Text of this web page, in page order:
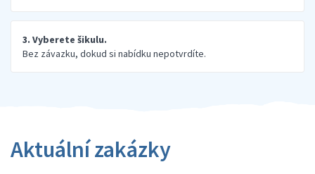
3. Vyberete šikulu.
Bez závazku, dokud si nabídku nepotvrdíte.
Aktuální zakázky